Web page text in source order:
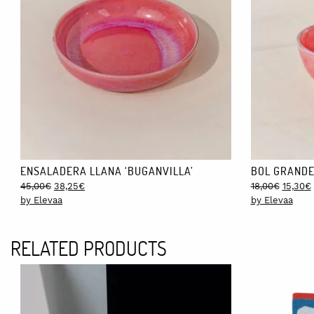
ENSALADERA LLANA ‘BUGANVILLA’
45,00€ Original
price
38,25€Current
by Elevaa
BOL
18,00€ Original
price
15,30€
by Elevaa
RELATED PRODUCTS